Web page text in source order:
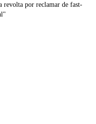
revolta por reclamar de fast-